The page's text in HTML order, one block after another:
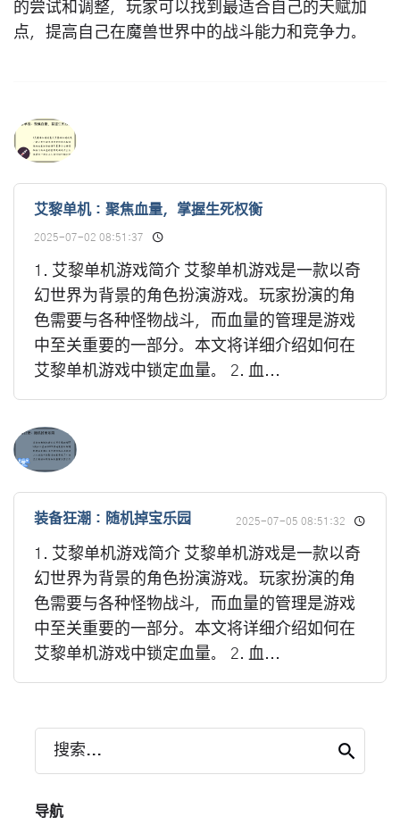
的尝试和调整，玩家可以找到最适合自己的天赋加
点，提高自己在魔兽世界中的战斗能力和竞争力。
艾黎单机：聚焦血量，掌握生死权衡
2025-07-02 08:51:37
1. 艾黎单机游戏简介 艾黎单机游戏是一款以奇
幻世界为背景的角色扮演游戏。玩家扮演的角
色需要与各种怪物战斗，而血量的管理是游戏
中至关重要的一部分。本文将详细介绍如何在
艾黎单机游戏中锁定血量。 2. 血...
装备狂潮：随机掉宝乐园 2025-07-05 08:51:32
1. 艾黎单机游戏简介 艾黎单机游戏是一款以奇
幻世界为背景的角色扮演游戏。玩家扮演的角
色需要与各种怪物战斗，而血量的管理是游戏
中至关重要的一部分。本文将详细介绍如何在
艾黎单机游戏中锁定血量。 2. 血...
搜索...
导航